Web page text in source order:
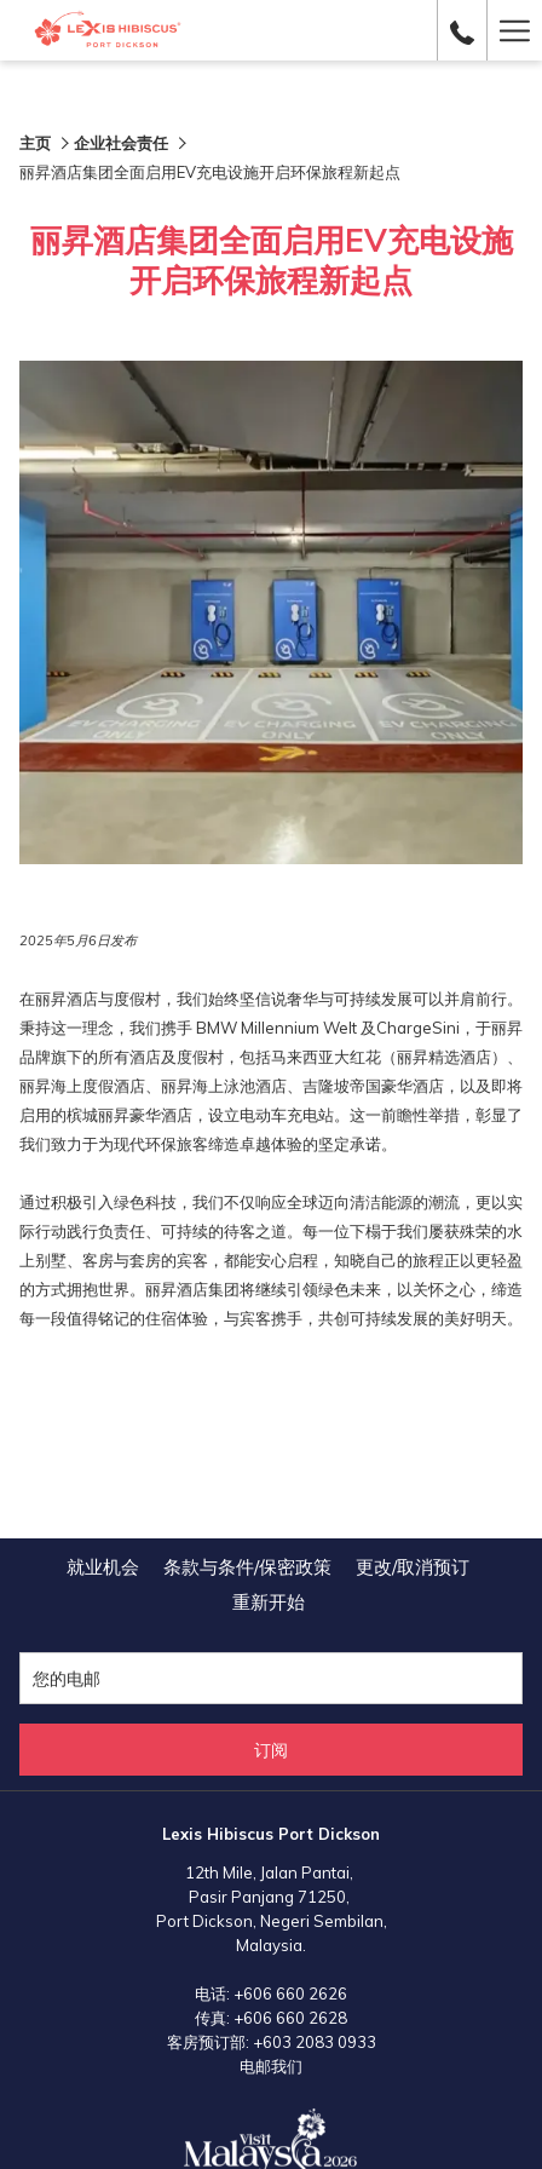
主页
企业社会责任
丽昇酒店集团全面启用EV充电设施开启环保旅程新起点
丽昇酒店集团全面启用EV充电设施
开启环保旅程新起点
2025年5月6日发布
在丽昇酒店与度假村，我们始终坚信说奢华与可持续发展可以并肩前行。
秉持这一理念，我们携手 BMW Millennium Welt 及ChargeSini，于丽昇
品牌旗下的所有酒店及度假村，包括马来西亚大红花（丽昇精选酒店）、
丽昇海上度假酒店、丽昇海上泳池酒店、吉隆坡帝国豪华酒店，以及即将
启用的槟城丽昇豪华酒店，设立电动车充电站。这一前瞻性举措，彰显了
我们致力于为现代环保旅客缔造卓越体验的坚定承诺。
通过积极引入绿色科技，我们不仅响应全球迈向清洁能源的潮流，更以实
际行动践行负责任、可持续的待客之道。每一位下榻于我们屡获殊荣的水
上别墅、客房与套房的宾客，都能安心启程，知晓自己的旅程正以更轻盈
的方式拥抱世界。丽昇酒店集团将继续引领绿色未来，以关怀之心，缔造
每一段值得铭记的住宿体验，与宾客携手，共创可持续发展的美好明天。
就业机会 条款与条件/保密政策
更改/取消预订
重新开始
订阅
Lexis Hibiscus Port Dickson
12th Mile, Jalan Pantai,
Pasir Panjang 71250,
Port Dickson, Negeri Sembilan,
Malaysia.
电话: +606 660 2626
传真: +606 660 2628
客房预订部: +603 2083 0933
电邮我们